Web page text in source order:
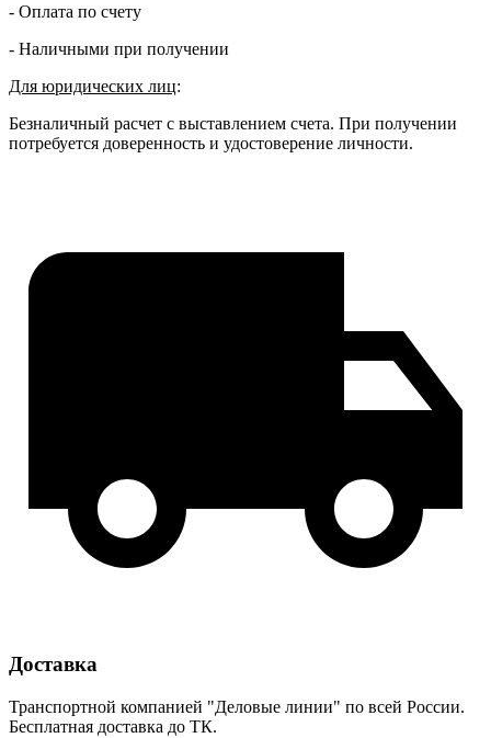
- Оплата по счету
- Наличными при получении
Для юридических лиц:
Безналичный расчет с выставлением счета. При получении
потребуется доверенность и удостоверение личности.
Доставка
Транспортной компанией "Деловые линии" по всей России.
Бесплатная доставка до ТК.